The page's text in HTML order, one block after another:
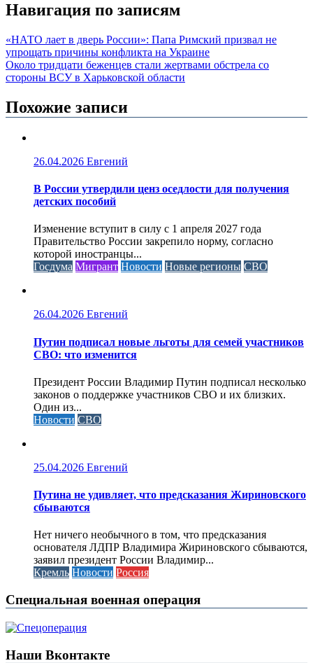
Навигация по записям
«НАТО лает в дверь России»: Папа Римский призвал не
упрощать причины конфликта на Украине
Около тридцати беженцев стали жертвами обстрела со
стороны ВСУ в Харьковской области
Похожие записи
26.04.2026 Евгений
В России утвердили ценз оседлости для получения
детских пособий
Изменение вступит в силу с 1 апреля 2027 года
Правительство России закрепило норму, согласно
которой иностранцы...
Госдума Мигрант Новости Новые регионы СВО
26.04.2026 Евгений
Путин подписал новые льготы для семей участников
СВО: что изменится
Президент России Владимир Путин подписал несколько
законов о поддержке участников СВО и их близких.
Один из...
Новости СВО
25.04.2026 Евгений
Путина не удивляет, что предсказания Жириновского
сбываются
Нет ничего необычного в том, что предсказания
основателя ЛДПР Владимира Жириновского сбываются,
заявил президент России Владимир...
Кремль Новости Россия
Специальная военная операция
Наши Вконтакте